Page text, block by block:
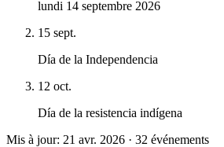
lundi 14 septembre 2026
15 sept.
Día de la Independencia
12 oct.
Día de la resistencia indígena
Mis à jour: 21 avr. 2026 · 32 événements